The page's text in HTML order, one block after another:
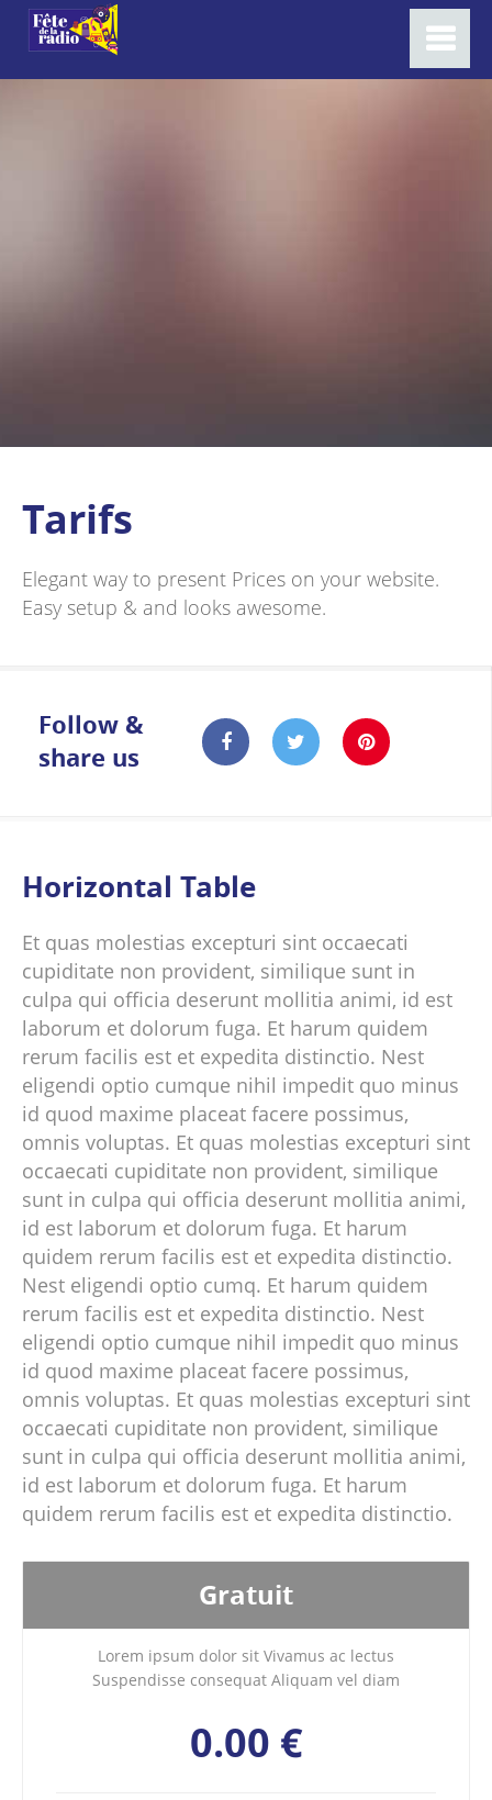
Tarifs
Elegant way to present Prices on your website.
Easy setup & and looks awesome.
Follow &
share us
Horizontal Table
Et quas molestias excepturi sint occaecati
cupiditate non provident, similique sunt in
culpa qui officia deserunt mollitia animi, id est
laborum et dolorum fuga. Et harum quidem
rerum facilis est et expedita distinctio. Nest
eligendi optio cumque nihil impedit quo minus
id quod maxime placeat facere possimus,
omnis voluptas. Et quas molestias excepturi sint
occaecati cupiditate non provident, similique
sunt in culpa qui officia deserunt mollitia animi,
id est laborum et dolorum fuga. Et harum
quidem rerum facilis est et expedita distinctio.
Nest eligendi optio cumq. Et harum quidem
rerum facilis est et expedita distinctio. Nest
eligendi optio cumque nihil impedit quo minus
id quod maxime placeat facere possimus,
omnis voluptas. Et quas molestias excepturi sint
occaecati cupiditate non provident, similique
sunt in culpa qui officia deserunt mollitia animi,
id est laborum et dolorum fuga. Et harum
quidem rerum facilis est et expedita distinctio.
Gratuit
Lorem ipsum dolor sit Vivamus ac lectus
Suspendisse consequat Aliquam vel diam
0.00 €